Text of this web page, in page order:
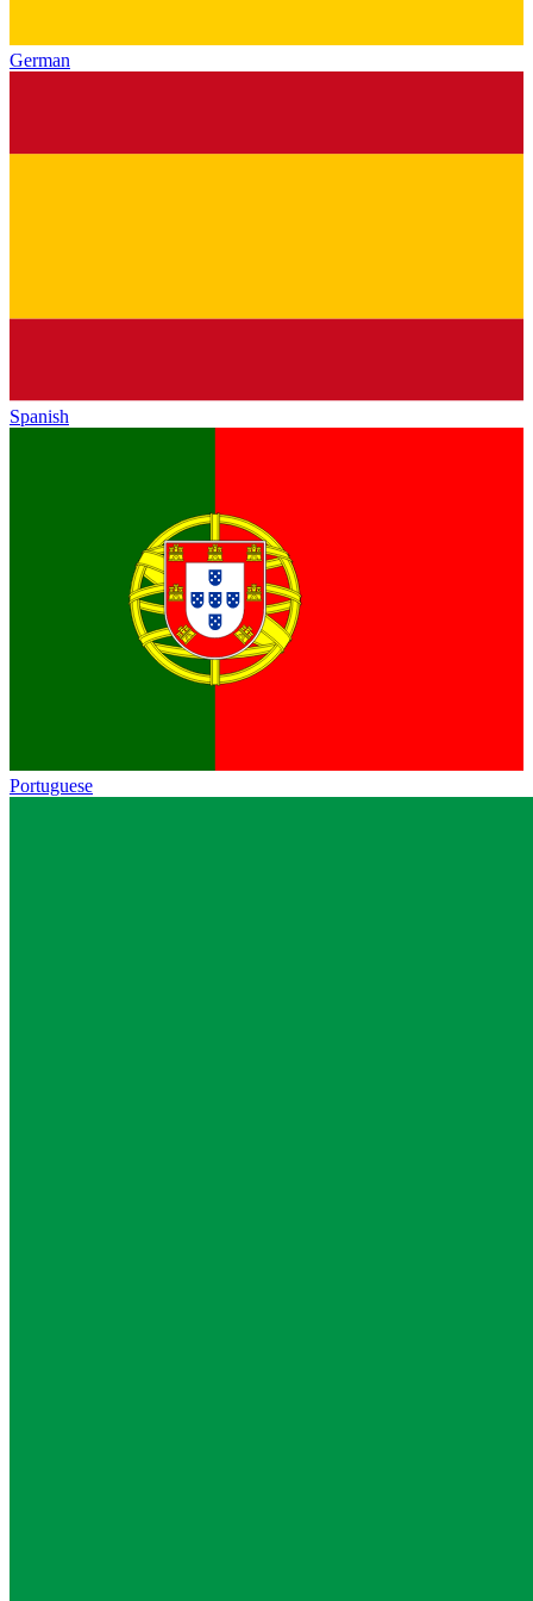
German
Spanish
Portuguese